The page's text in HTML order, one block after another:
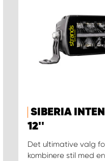
SIBERIA
12''
Det ultimative valg
kombinere stil med